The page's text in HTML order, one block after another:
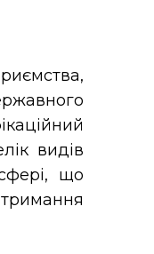
видів
що